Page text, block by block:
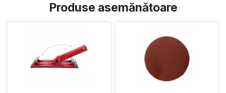
Produse asemănătoare